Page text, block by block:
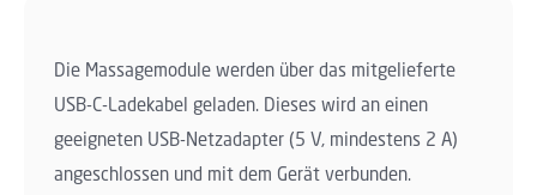
Die Massagemodule werden über das mitgelieferte
USB-C-Ladekabel geladen. Dieses wird an einen
geeigneten USB-Netzadapter (5 V, mindestens 2 A)
angeschlossen und mit dem Gerät verbunden.